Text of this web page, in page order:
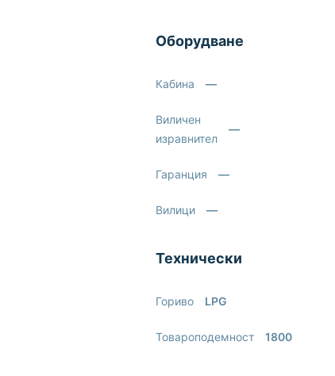
Оборудване
Кабина —
Виличен
изравнител
—
Гаранция —
Вилици —
Технически
Гориво LPG
Товароподемност 1800